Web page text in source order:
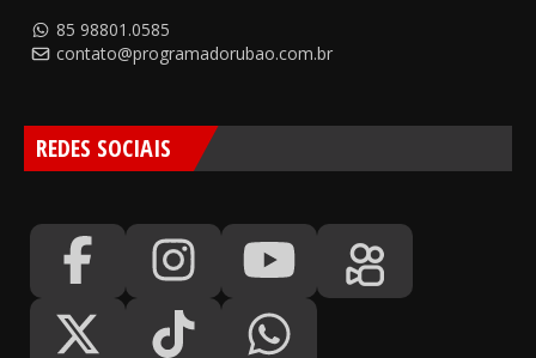
85 98801.0585
contato@programadorubao.com.br
REDES SOCIAIS